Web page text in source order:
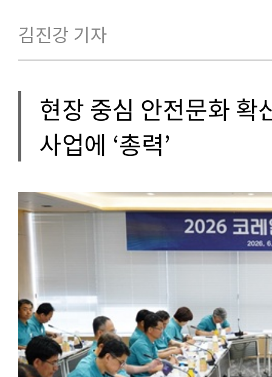
김진강 기자
현장 중심 안전문화 확
사업에 ‘총력’